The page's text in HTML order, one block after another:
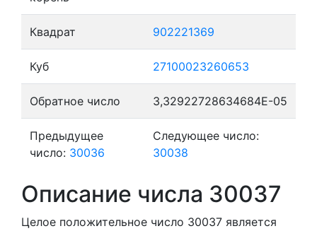
Квадрат 902221369
Куб 27100023260653
Обратное число 3,32922728634684E-05
Предыдущее
число: 30036
Следующее число:
30038
Описание числа 30037
Целое положительное число 30037 является